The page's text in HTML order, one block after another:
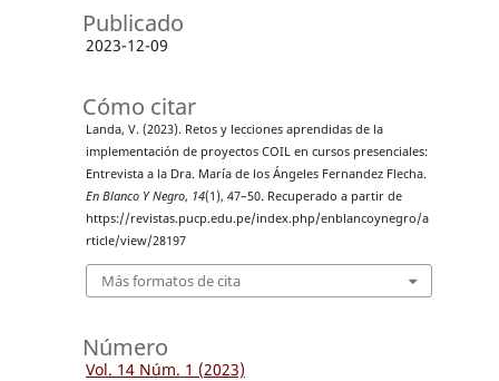
Publicado
2023-12-09
Cómo citar
Landa, V. (2023). Retos y lecciones aprendidas de la
implementación de proyectos COIL en cursos presenciales:
Entrevista a la Dra. María de los Ángeles Fernandez Flecha.
En Blanco Y Negro, 14(1), 47–50. Recuperado a partir de
https://revistas.pucp.edu.pe/index.php/enblancoynegro/a
rticle/view/28197
Más formatos de cita
Número
Vol. 14 Núm. 1 (2023)